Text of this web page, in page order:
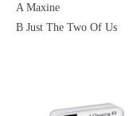
A Maxine
B Just The Two Of Us